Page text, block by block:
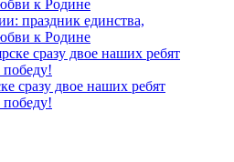
праздник единства,
к Родине
сразу двое наших ребят
победу!